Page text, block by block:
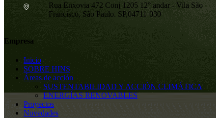
Rua Enxovia 472 Conj 1205 12° andar - Vila São
Francisco, São Paulo. SP,04711-030
Empresa
Inicio
SOBRE HINS
Áreas de acción
SUSTENTABILIDAD Y ACCIÓN CLIMÁTICA
ENERGÍAS RENOVABLES
Proyectos
Novedades